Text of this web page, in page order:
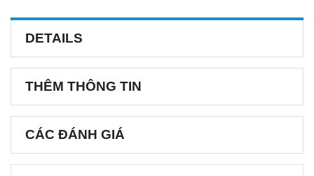
DETAILS
THÊM THÔNG TIN
CÁC ĐÁNH GIÁ